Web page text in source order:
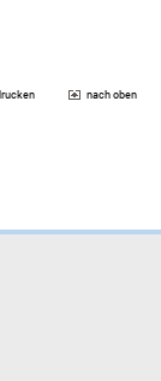
nach oben